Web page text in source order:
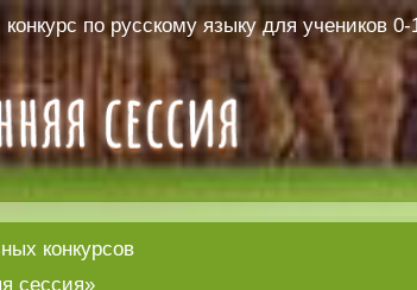
по русскому языку для учеников 0-
конкурсов
сессия»